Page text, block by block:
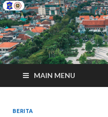
MAIN MENU
BERITA